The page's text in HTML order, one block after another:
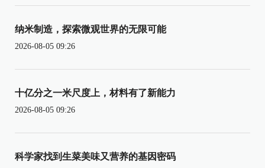
纳米制造，探索微观世界的无限可能
2026-08-05 09:26
十亿分之一米尺度上，材料有了新能力
2026-08-05 09:26
科学家找到生菜美味又营养的基因密码